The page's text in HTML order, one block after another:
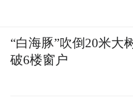
“白海豚”吹倒20米大
破6楼窗户